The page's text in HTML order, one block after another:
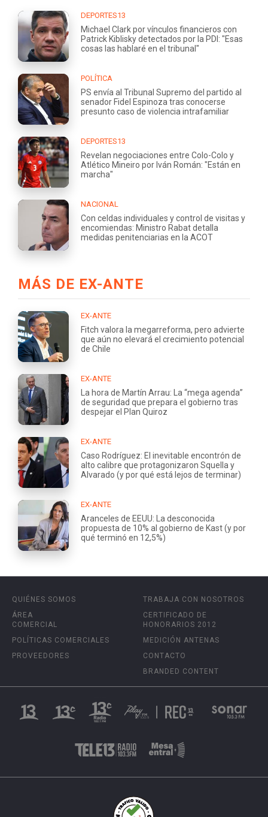
DEPORTES13
Michael Clark por vínculos financieros con
Patrick Kiblisky detectados por la PDI: "Esas
cosas las hablaré en el tribunal"
POLÍTICA
PS envía al Tribunal Supremo del partido al
senador Fidel Espinoza tras conocerse
presunto caso de violencia intrafamiliar
DEPORTES13
Revelan negociaciones entre Colo-Colo y
Atlético Mineiro por Iván Román: "Están en
marcha"
NACIONAL
Con celdas individuales y control de visitas y
encomiendas: Ministro Rabat detalla
medidas penitenciarias en la ACOT
MÁS DE EX-ANTE
EX-ANTE
Fitch valora la megarreforma, pero advierte
que aún no elevará el crecimiento potencial
de Chile
EX-ANTE
La hora de Martín Arrau: La “mega agenda”
de seguridad que prepara el gobierno tras
despejar el Plan Quiroz
EX-ANTE
Caso Rodríguez: El inevitable encontrón de
alto calibre que protagonizaron Squella y
Alvarado (y por qué está lejos de terminar)
EX-ANTE
Aranceles de EEUU: La desconocida
propuesta de 10% al gobierno de Kast (y por
qué terminó en 12,5%)
QUIÉNES SOMOS
ÁREA
COMERCIAL
POLÍTICAS COMERCIALES
PROVEEDORES
TRABAJA CON NOSOTROS
CERTIFICADO DE
HONORARIOS 2012
MEDICIÓN ANTENAS
CONTACTO
BRANDED CONTENT